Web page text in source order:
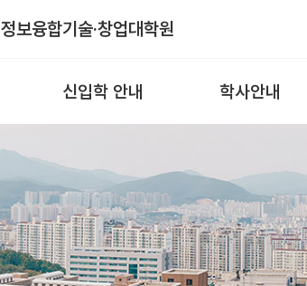
정보융합기술·창업대학원
신입학 안내 학사안내